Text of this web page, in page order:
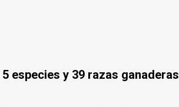
especies y 39 razas ganaderas